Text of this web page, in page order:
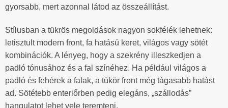
gyorsabb, mert azonnal látod az összeállítást.
Stílusban a tükrös megoldások nagyon sokfélék lehetnek:
letisztult modern front, fa hatású keret, világos vagy sötét
kombinációk. A lényeg, hogy a szekrény illeszkedjen a
padló tónusához és a fal színéhez. Ha például világos a
padló és fehérek a falak, a tükör front még tágasabb hatást
ad. Sötétebb enteriőrben pedig elegáns, „szállodás”
hangulatot lehet vele teremteni.